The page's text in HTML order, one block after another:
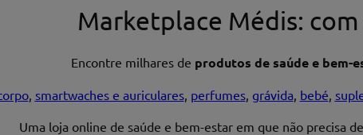
Marketplace Médis:
Encontre milhares de produtos de saúde e bem-
, smartwaches e auriculares, perfumes, grávida bebé
Uma loja online de saúde e bem-estar em que não precisa